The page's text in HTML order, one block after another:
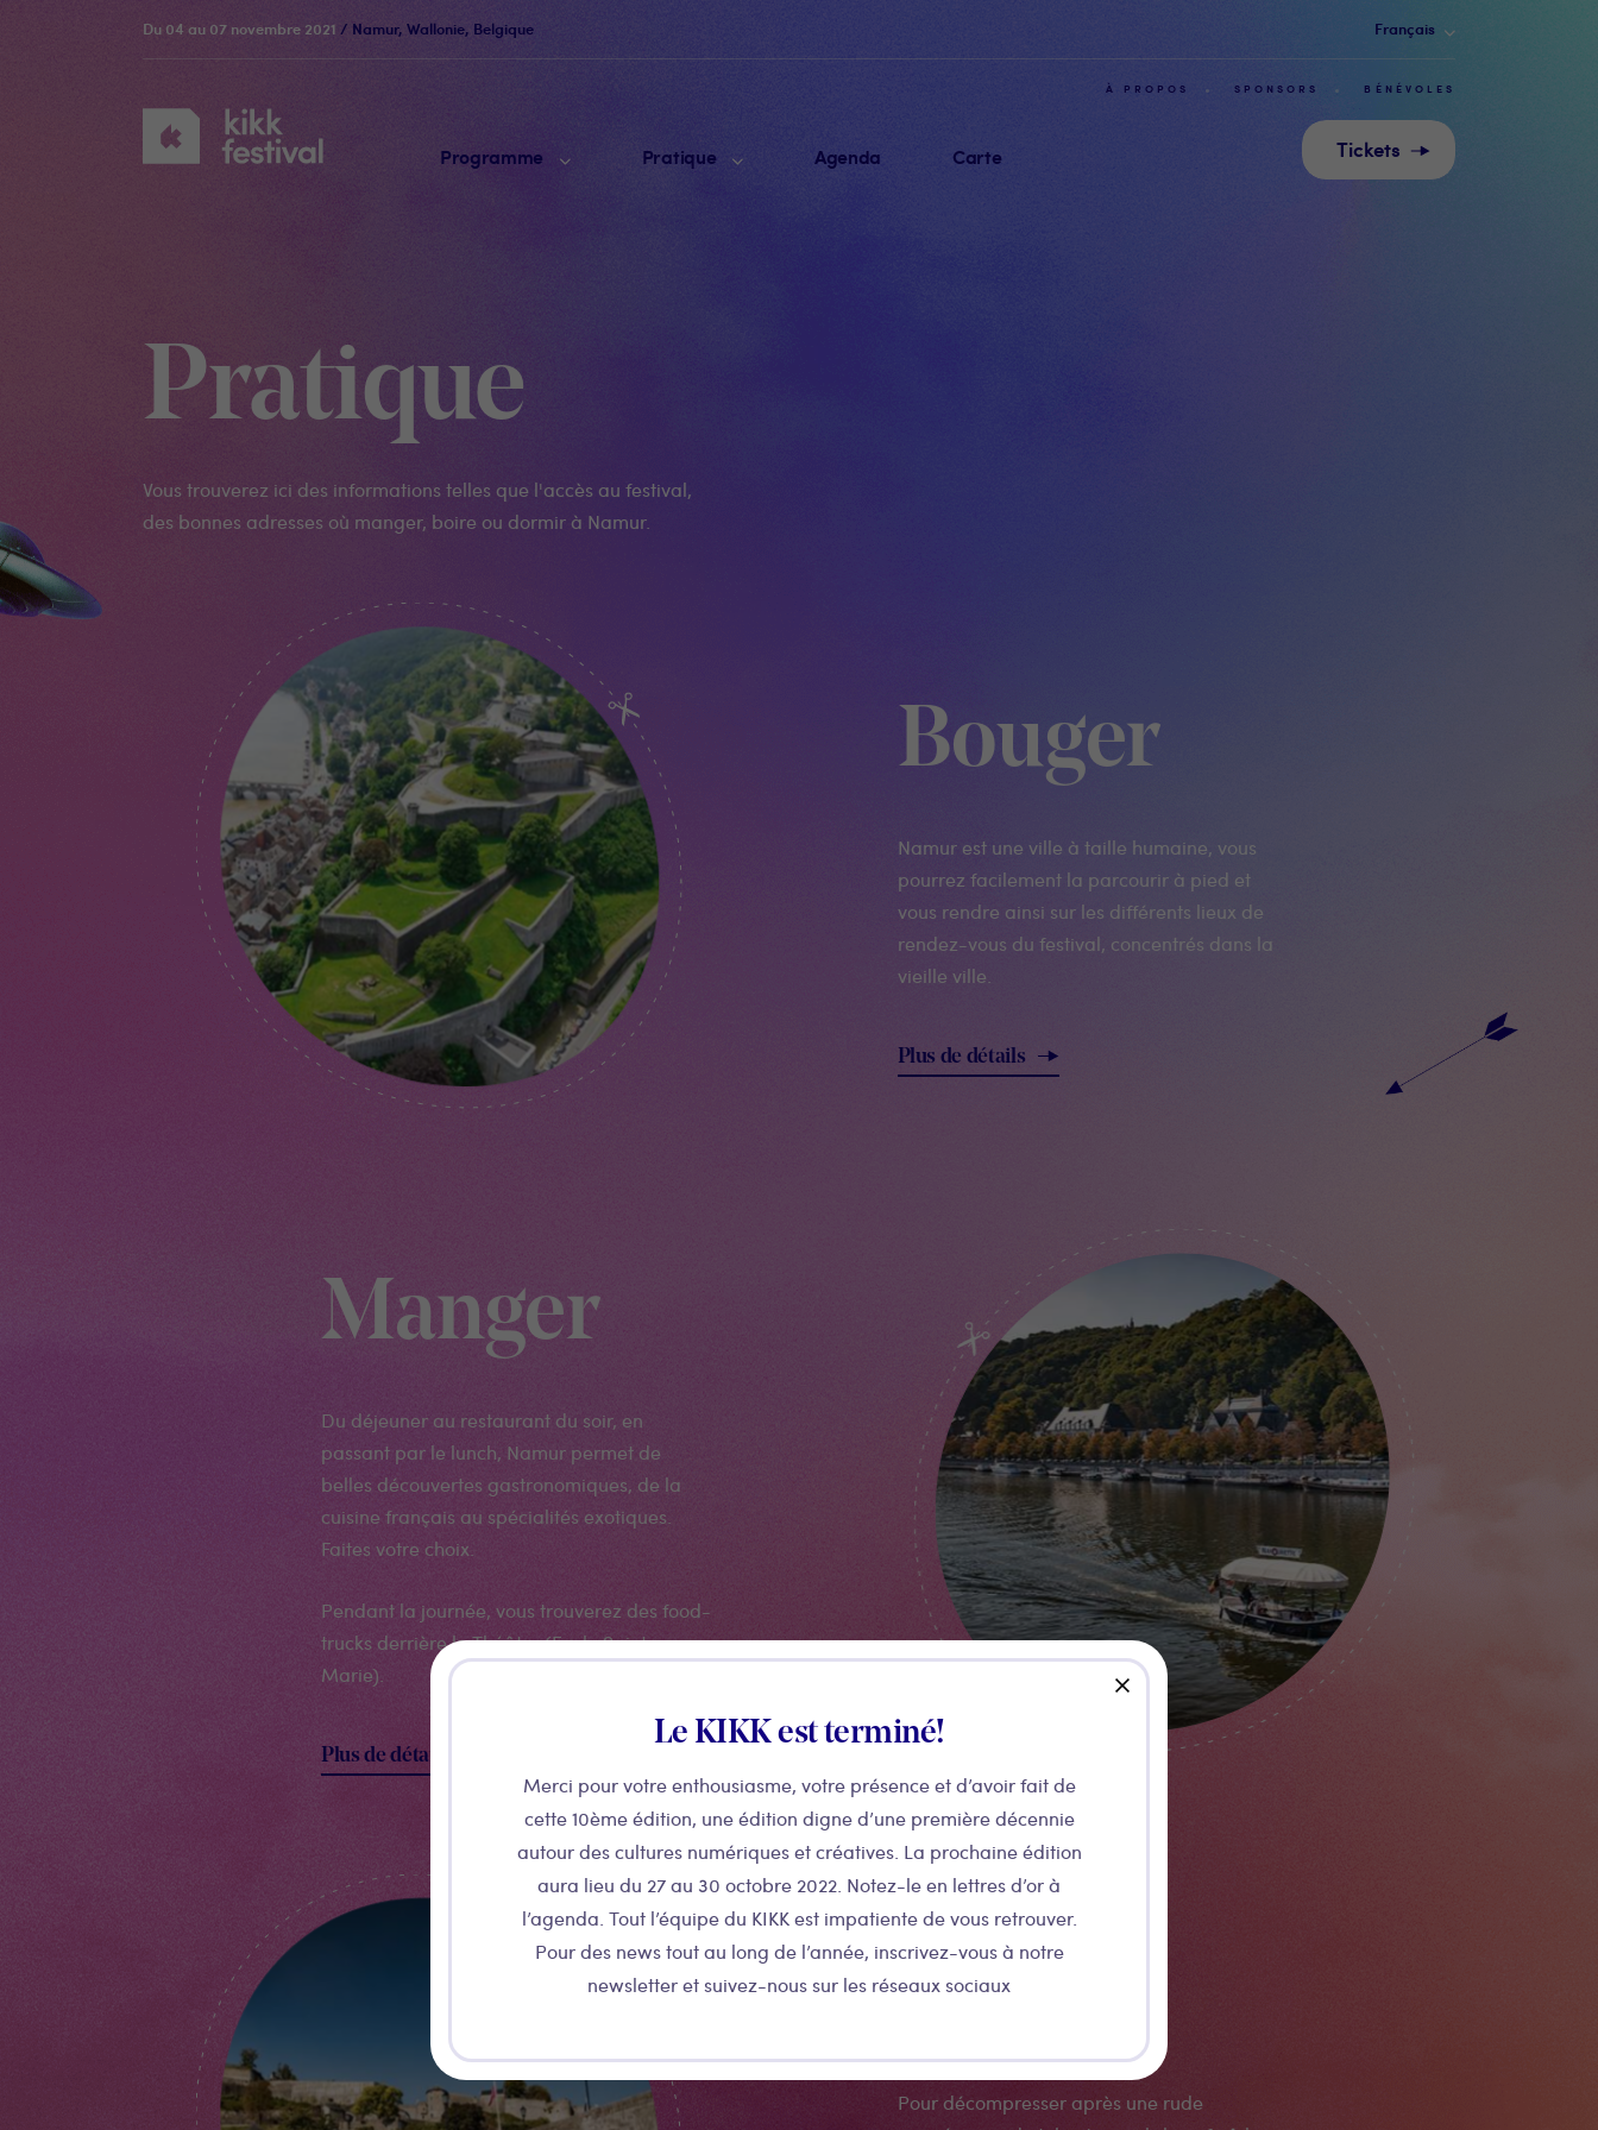
Le KIKK est terminé!
Merci pour votre enthousiasme, votre présence et d’avoir fait de
cette 10ème édition, une édition digne d’une première décennie
autour des cultures numériques et créatives. La prochaine édition
aura lieu du 27 au 30 octobre 2022. Notez-le en lettres d’or à
l’agenda. Tout l’équipe du KIKK est impatiente de vous retrouver.
Pour des news tout au long de l’année, inscrivez-vous à notre
newsletter et suivez-nous sur les réseaux sociaux
close
KIKK
Festival
Programme Pratique Agenda Carte Tickets
À PROPOS SPONSORS BÉNÉVOLES
Du 04 au 07 novembre 2021 / Namur, Wallonie, Belgique Français
Pratique
Vous trouverez ici des informations telles que l'accès au festival,
des bonnes adresses où manger, boire ou dormir à Namur.
Bouger
Namur est une ville à taille humaine, vous
pourrez facilement la parcourir à pied et
vous rendre ainsi sur les différents lieux de
rendez-vous du festival, concentrés dans la
vieille ville.
Plus de détails
Manger
Du déjeuner au restaurant du soir, en
passant par le lunch, Namur permet de
belles découvertes gastronomiques, de la
cuisine français au spécialités exotiques.
Faites votre choix.
Pendant la journée, vous trouverez des food-
trucks derrière le Théâtre (Ecole Sainte
Marie).
Plus de détails
Boire
Pour décompresser après une rude